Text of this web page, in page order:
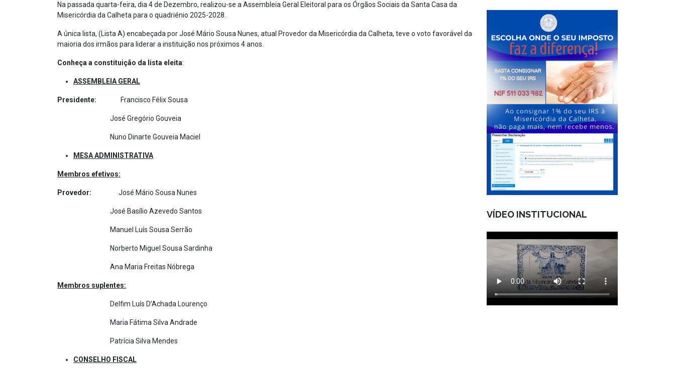
Na passada quarta-feira, dia 4 de Dezembro, realizou-se a Assembleia Geral Eleitoral para os Órgãos Sociais da Santa Casa da
Misericórdia da Calheta para o quadriénio 2025-2028.
A única lista, (Lista A) encabeçada por José Mário Sousa Nunes, atual Provedor da Misericórdia da Calheta, teve o voto favorável da
maioria dos irmãos para liderar a instituição nos próximos 4 anos.
Conheça a constituição da lista eleita:
ASSEMBLEIA GERAL
Presidente: Francisco Félix Sousa
José Gregório Gouveia
Nuno Dinarte Gouveia Maciel
MESA ADMINISTRATIVA
Membros efetivos:
Provedor: José Mário Sousa Nunes
José Basílio Azevedo Santos
Manuel Luís Sousa Serrão
Norberto Miguel Sousa Sardinha
Ana Maria Freitas Nóbrega
Membros suplentes:
Delfim Luís D’Achada Lourenço
Maria Fátima Silva Andrade
Patrícia Silva Mendes
CONSELHO FISCAL
VÍDEO INSTITUCIONAL